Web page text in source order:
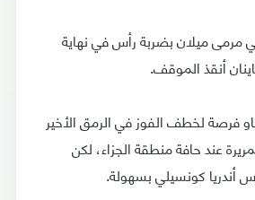
مرمى ميلان بضربة رأس في نهاية
أنقذ الموقف.
فرصة لخطف الفوز في الرمق الأخير
عند حافة منطقة الجزاء، لكن
أندريا كونسيلي بسهولة.